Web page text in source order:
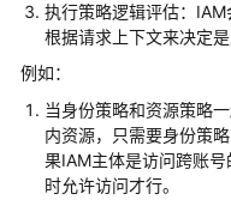
快
速
门
用
户
执行策略逻辑评估：
根据请求上下文来决定是
例如：
当身份策略和资源策略
内资源，只需要身份策
果IAM主体是访问跨账
时允许访问才行。